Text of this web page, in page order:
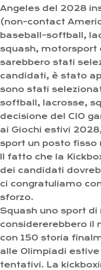
Angeles del 2028
(non-contact
baseball-softball,
squash, motorsport
sarebbero stati
candidati, è stato
sono stati
softball, lacrosse,
decisione del CIO
ai Giochi estivi
sport un posto fisso
Il fatto che la
dei candidati
ci congratuliamo
sforzo.
Squash uno sport
considererebbero il
con 150 storia
alle Olimpiadi
tentativi. La